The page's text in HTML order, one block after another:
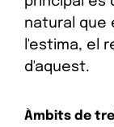
natural que
l'estima, el
d'aquest.
Àmbits de